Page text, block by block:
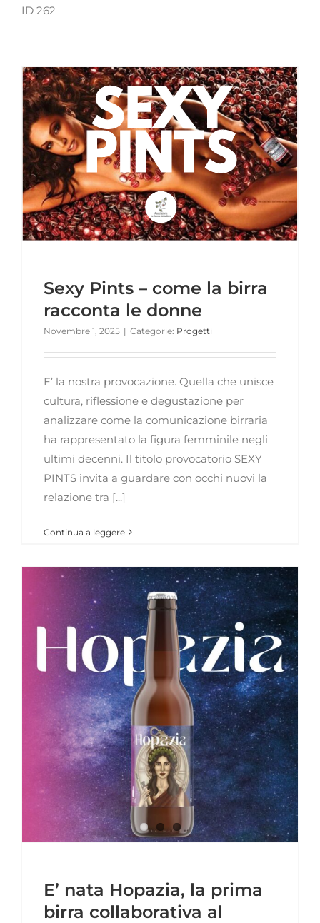
ID 262
Sexy Pints – come la birra
racconta le donne
Novembre 1, 2025 | Categorie: Progetti
E’ la nostra provocazione. Quella che unisce
cultura, riflessione e degustazione per
analizzare come la comunicazione birraria
ha rappresentato la figura femminile negli
ultimi decenni. Il titolo provocatorio SEXY
PINTS invita a guardare con occhi nuovi la
relazione tra [...]
Continua a leggere
E’ nata Hopazia, la prima
birra collaborativa al